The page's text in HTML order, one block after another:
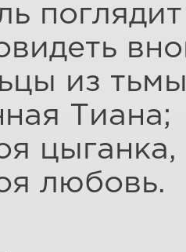
из
Тиана;
цыганка,
любовь.